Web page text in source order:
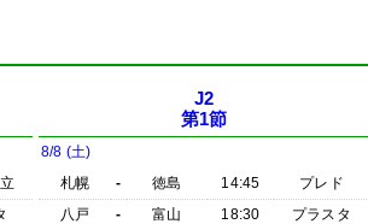
J2
第1節
8/8 (土)
札幌
- 徳島 14:45
プレド
八戸
- 富山 18:30
プラスタ